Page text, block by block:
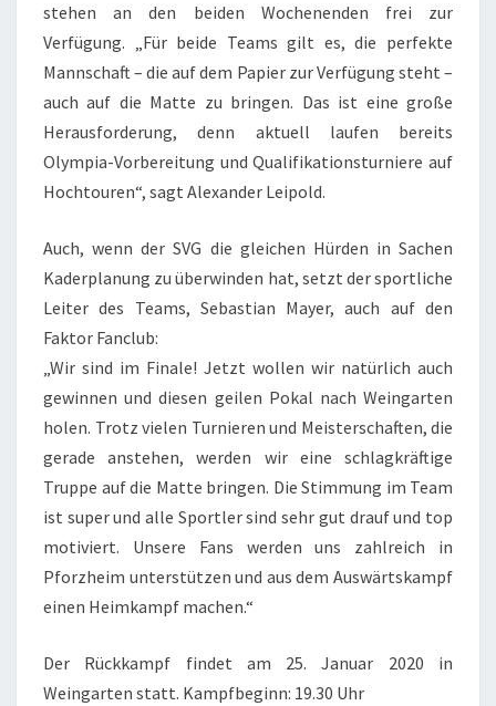
stehen an den beiden Wochenenden frei zur
Verfügung. „Für beide Teams gilt es, die perfekte
Mannschaft – die auf dem Papier zur Verfügung steht –
auch auf die Matte zu bringen. Das ist eine große
Herausforderung, denn aktuell laufen bereits
Olympia-Vorbereitung und Qualifikationsturniere auf
Hochtouren“, sagt Alexander Leipold.
Auch, wenn der SVG die gleichen Hürden in Sachen
Kaderplanung zu überwinden hat, setzt der sportliche
Leiter des Teams, Sebastian Mayer, auch auf den
Faktor Fanclub:
„Wir sind im Finale! Jetzt wollen wir natürlich auch
gewinnen und diesen geilen Pokal nach Weingarten
holen. Trotz vielen Turnieren und Meisterschaften, die
gerade anstehen, werden wir eine schlagkräftige
Truppe auf die Matte bringen. Die Stimmung im Team
ist super und alle Sportler sind sehr gut drauf und top
motiviert. Unsere Fans werden uns zahlreich in
Pforzheim unterstützen und aus dem Auswärtskampf
einen Heimkampf machen.“
Der Rückkampf findet am 25. Januar 2020 in
Weingarten statt. Kampfbeginn: 19.30 Uhr